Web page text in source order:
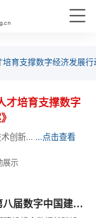
培育支撑数字经济发展
才培育支撑数字
创新... ...点击查看
展示
活动展示｜数据标准化重点成果在第八届数字中国建设峰会上发布